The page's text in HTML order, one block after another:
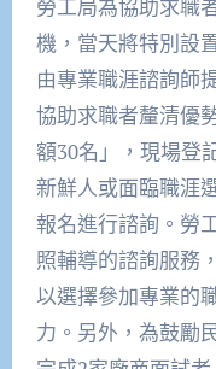
勞工局為協助求職
機，當天將特別設
由專業職涯諮詢師
協助求職者釐清優
額30名」，現場登
新鮮人或面臨職涯
報名進行諮詢。勞
照輔導的諮詢服務
以選擇參加專業的
力。另外，為鼓勵